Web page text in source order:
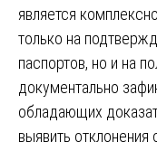
является
только на
паспортов, но и на
документально
обладающих
выявить отклонения